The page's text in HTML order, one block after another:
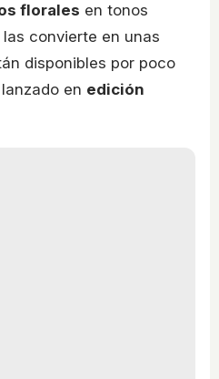
florales en tonos
convierte en unas
disponibles por poco
en edición